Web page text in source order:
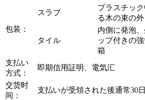
包装：
スラブ
プラスチッ
る木の束の外
タイル
内側に発泡
ップ付きの
箱
支払い
方式：
即期信用証明、電気汇
交货时
间：
支払いが受領された後通常30日